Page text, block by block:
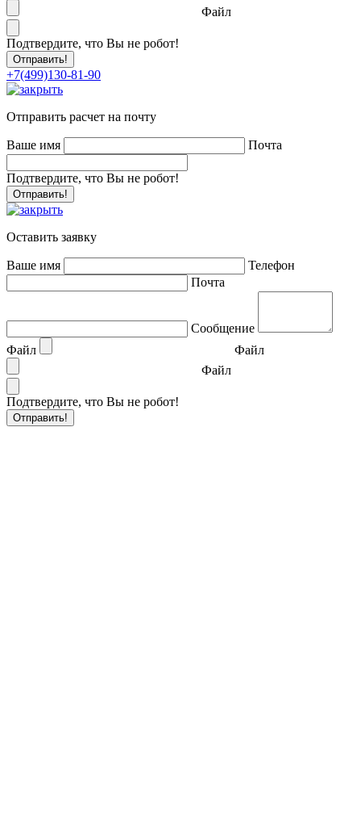
Файл
Подтвердите, что Вы не робот!
+7(499)130-81-90
Отправить расчет на почту
Ваше имя Почта
Подтвердите, что Вы не робот!
Оставить заявку
Ваше имя
Телефон
Почта
Сообщение
Файл
Файл
Файл
Подтвердите, что Вы не робот!